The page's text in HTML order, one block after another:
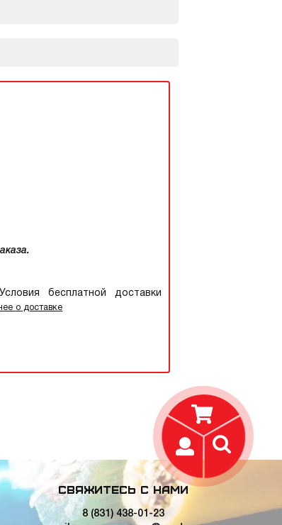
бесплатной доставки
о доставке
Свяжитесь с нами
8 (831) 438-01-23